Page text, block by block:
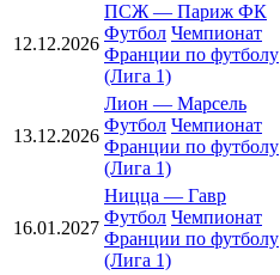
12.12.2026
ПСЖ — Париж ФК
Футбол Чемпионат
Франции по футболу
(Лига 1)
13.12.2026
Лион — Марсель
Футбол Чемпионат
Франции по футболу
(Лига 1)
16.01.2027
Ницца — Гавр
Футбол Чемпионат
Франции по футболу
(Лига 1)